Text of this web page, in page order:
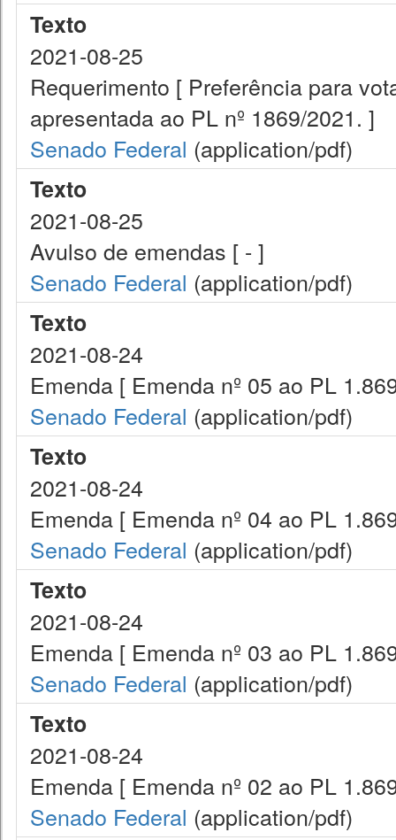
Texto
2021-08-25
Requerimento [ Preferência para
apresentada ao PL nº 1869/2021. ]
Senado Federal (application/pdf)
Texto
2021-08-25
Avulso de emendas [ - ]
Senado Federal (application/pdf)
Texto
2021-08-24
Emenda [ Emenda nº 05 ao PL
Senado Federal (application/pdf)
Texto
2021-08-24
Emenda [ Emenda nº 04 ao PL
Senado Federal (application/pdf)
Texto
2021-08-24
Emenda [ Emenda nº 03 ao PL
Senado Federal (application/pdf)
Texto
2021-08-24
Emenda [ Emenda nº 02 ao PL
Senado Federal (application/pdf)